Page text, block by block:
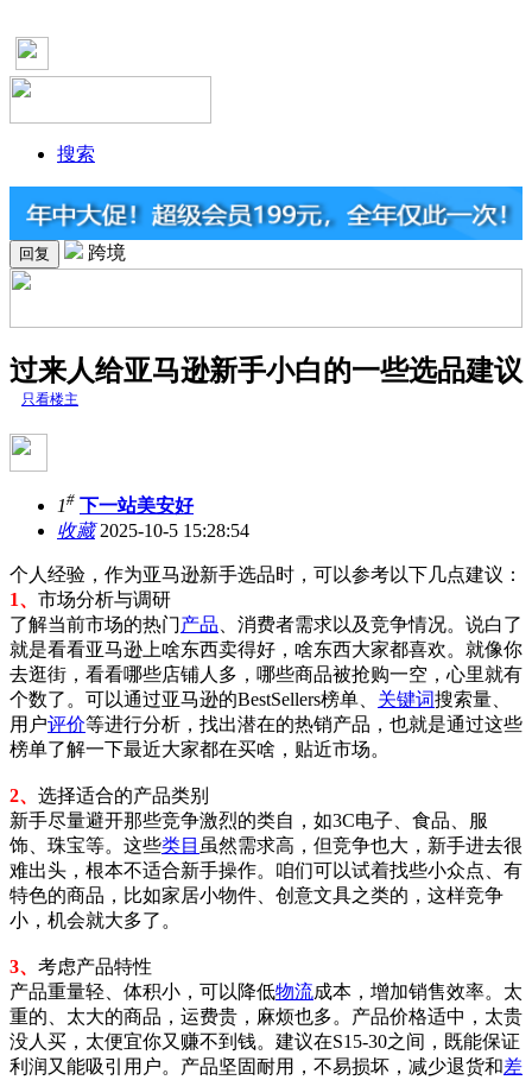
搜索
回复 跨境
过来人给亚马逊新手小白的一些选品建议
只看楼主
1# 下一站美安好
收藏2025-10-5 15:28:54
个人经验，作为亚马逊新手选品时，可以参考以下几点建议：
1、 市场分析与调研
了解当前市场的热门产品 、消费者需求以及竞争情况。说白了
就是看看亚马逊上啥东西卖得好，啥东西大家都喜欢。就像你
去逛街，看看哪些店铺人多，哪些商品被抢购一空，心里就有
个数了。可以通过亚马逊的BestSellers榜单、 关键词搜索量、
用户评价等进行分析，找出潜在的热销产品，也就是通过这些
榜单了解一下最近大家都在买啥，贴近市场。
2、 选择适合的产品类别
新手尽量避开那些竞争激烈的类自，如3C电子、食品、服
饰、珠宝等。这些类目 虽然需求高，但竞争也大，新手进去很
难出头，根本不适合新手操作。咱们可以试着找些小众点、有
特色的商品，比如家居小物件、创意文具之类的，这样竞争
小，机会就大多了。
3、 考虑产品特性
产品重量轻、体积小，可以降低物流成本，增加销售效率。太
重的、太大的商品，运费贵，麻烦也多。产品价格适中，太贵
没人买，太便宜你又赚不到钱。建议在S15-30之间，既能保证
利润又能吸引用户。产品坚固耐用，不易损坏，减少退货和差